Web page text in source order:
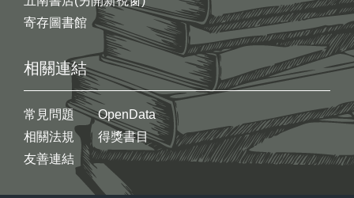
寄存圖書館
相關連結
常見問題
相關法規
友善連結
OpenData
得獎書目